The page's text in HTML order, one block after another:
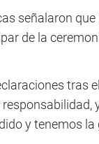
señalaron
de la
tras
y tenemos